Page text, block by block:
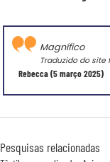
Rebecca(5 março 2025)
Magnífico
Traduzido do site
Pesquisas relacionadas